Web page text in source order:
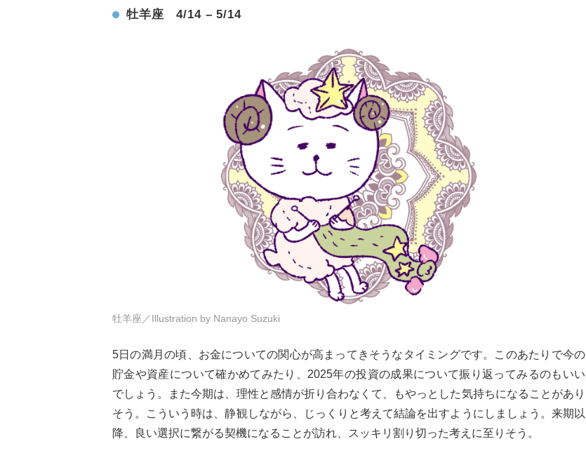
牡羊座 4/14 – 5/14
牡羊座／Illustration by Nanayo Suzuki
5日の満月の頃、お金についての関心が高まってきそうなタイミングです。このあたりで今の
貯金や資産について確かめてみたり、2025年の投資の成果について振り返ってみるのもいい
でしょう。また今期は、理性と感情が折り合わなくて、もやっとした気持ちになることがあり
そう。こういう時は、静観しながら、じっくりと考えて結論を出すようにしましょう。来期以
降、良い選択に繋がる契機になることが訪れ、スッキリ割り切った考えに至りそう。